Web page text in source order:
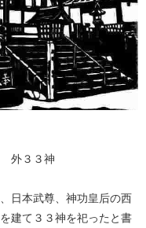
３３神
日本武尊、神功皇后の西
建て３３神を祀ったと書